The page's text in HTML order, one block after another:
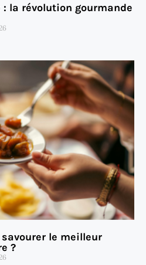
la révolution gourmande
le meilleur
?